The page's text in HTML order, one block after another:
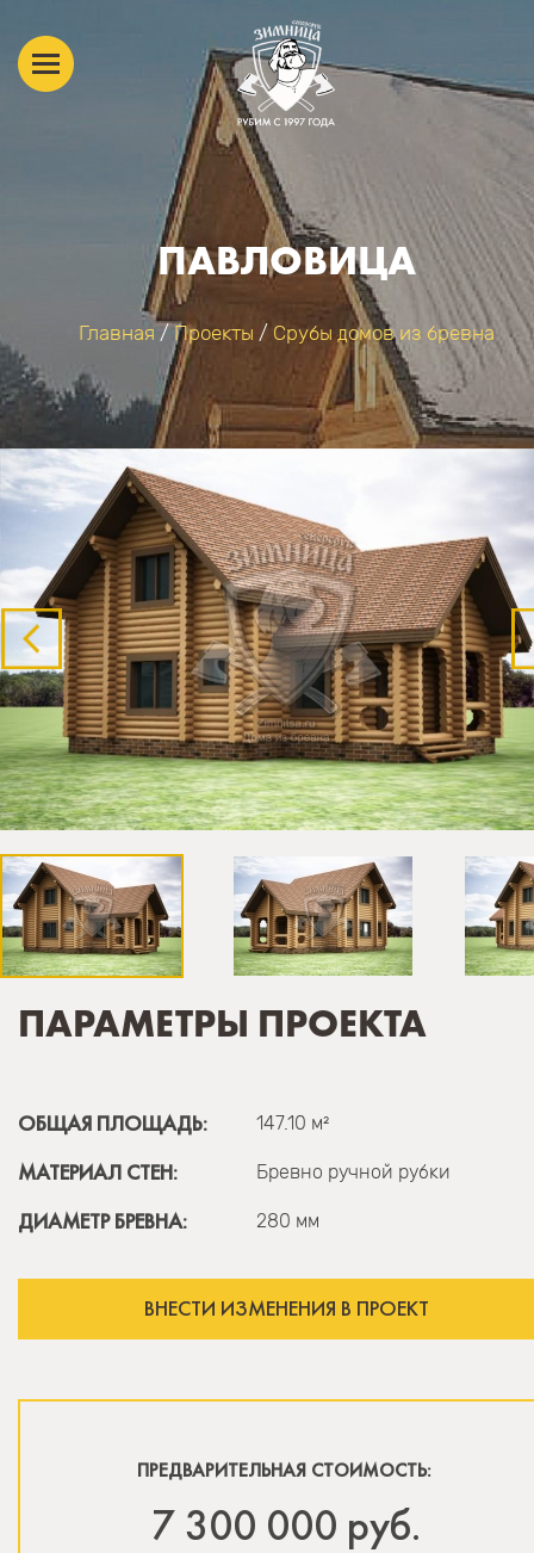
ПАВЛОВИЦА
ВЫ ЗДЕСЬ
Главная / Проекты / Срубы домов из бревна
ПАРАМЕТРЫ ПРОЕКТА
ОБЩАЯ ПЛОЩАДЬ: 147.10 м²
МАТЕРИАЛ СТЕН: Бревно ручной рубки
ДИАМЕТР БРЕВНА: 280 мм
ВНЕСТИ ИЗМЕНЕНИЯ В ПРОЕКТ
ПРЕДВАРИТЕЛЬНАЯ СТОИМОСТЬ:
7 300 000 руб.